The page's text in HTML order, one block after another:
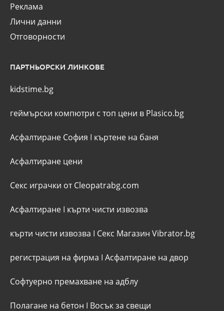
Реклама
Лични данни
Отговорности
ПАРТНЬОРСКИ ЛИНКОВЕ
kidstime.bg
геймърски компютри с топ цени в Plasico.bg
Асфалтиране София I къртене на баня
Асфалтиране цени
Секс играчки от Cleopatrabg.com
Асфалтиране I кърти чисти извозва
кърти чисти извозва I Секс Магазин Vibrator.bg
регистрация на фирма I Асфалтиране на двор
Софтуерно премахване на адблу
Полагане на бетон I Восък за свещи